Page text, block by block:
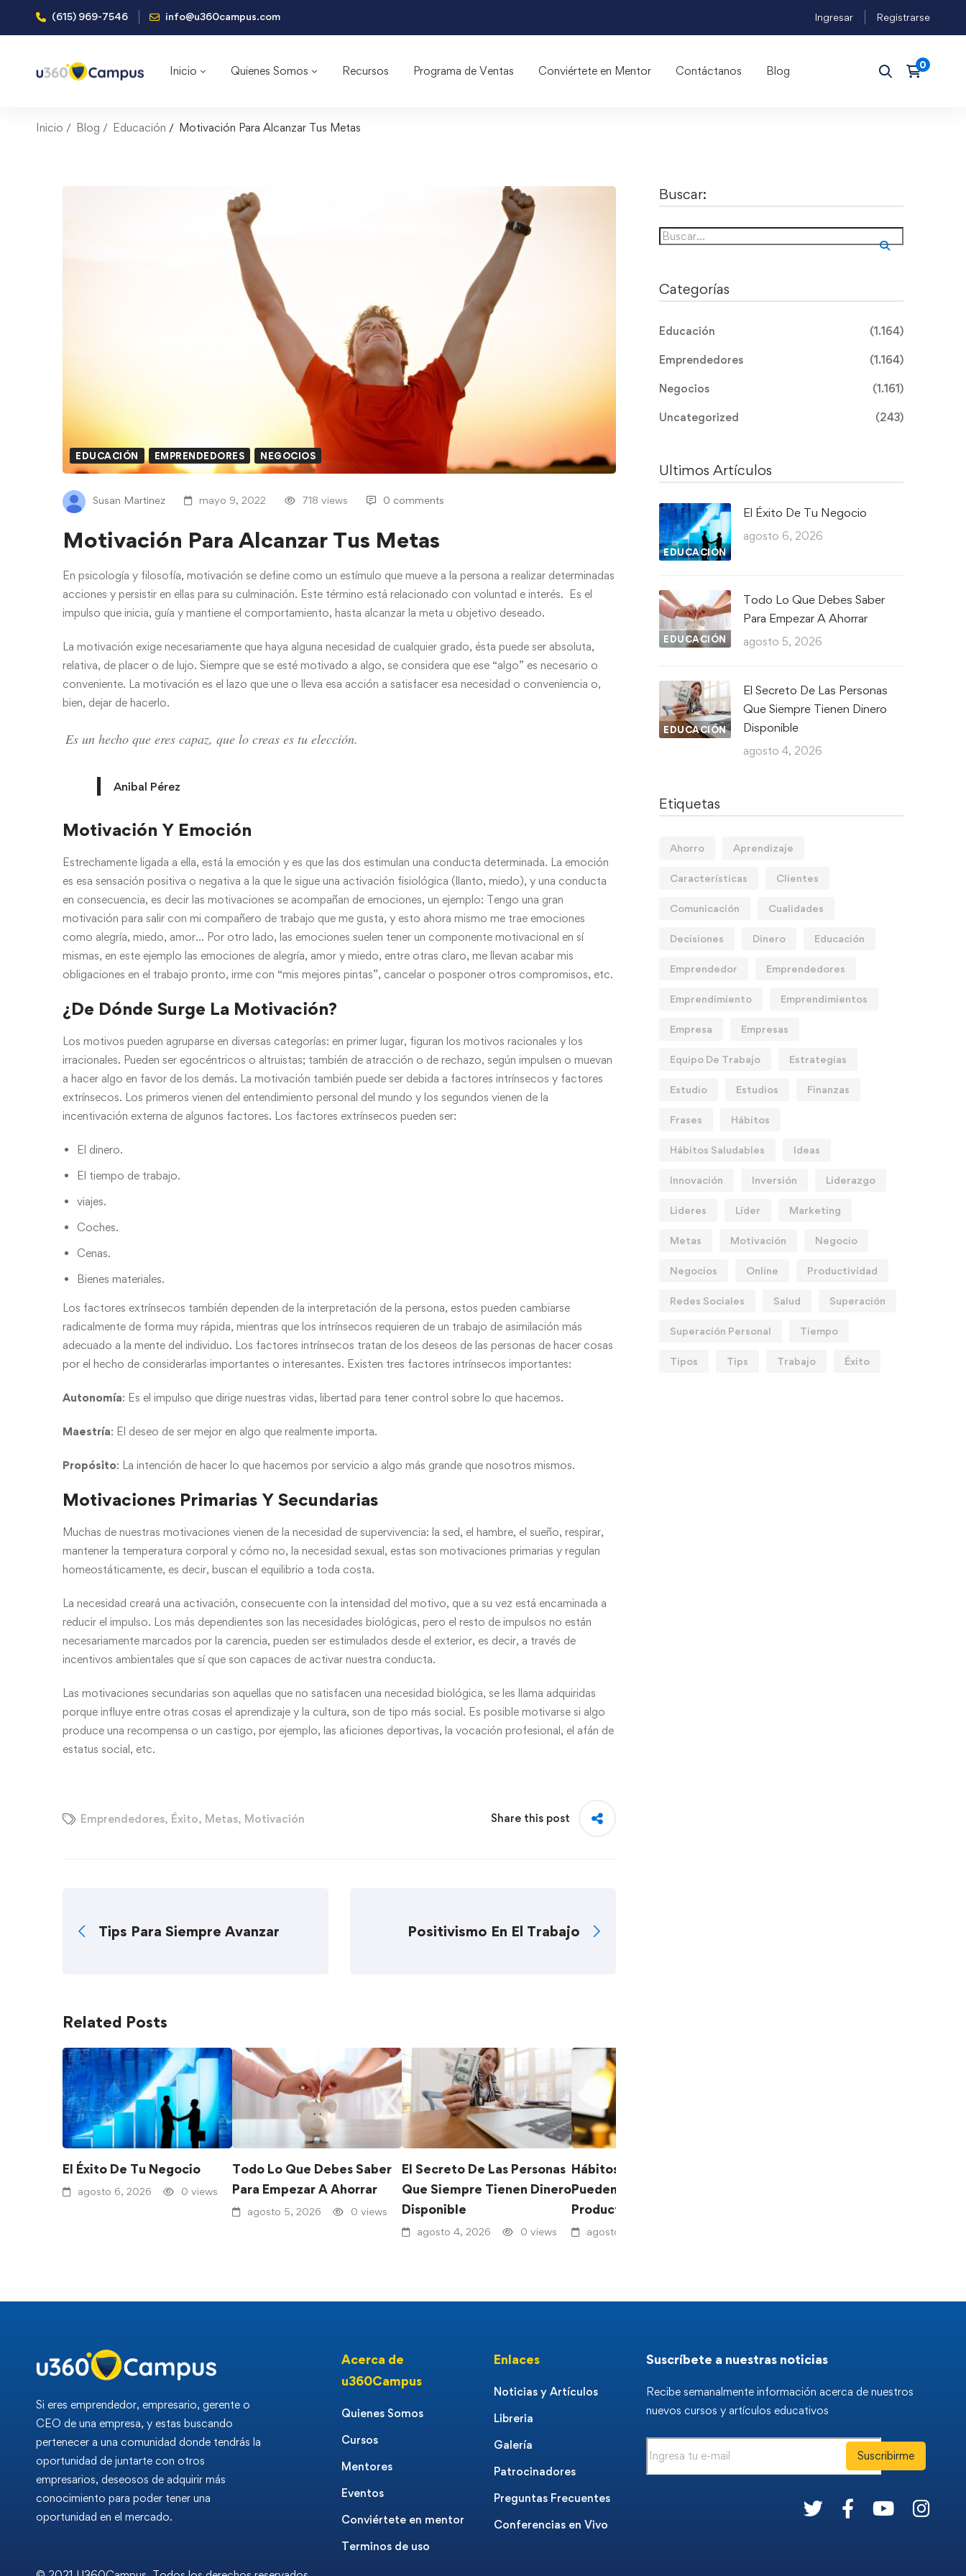
(615) 969-7546 info@u360campus.com Ingresar Registrarse
Inicio Quienes Somos Recursos Programa de Ventas Conviértete en Mentor Contáctanos Blog
Inicio Blog Educación Motivación Para Alcanzar Tus Metas
EDUCACIÓN EMPRENDEDORES NEGOCIOS
Susan Martinez mayo 9, 2022 718 views 0 comments
Motivación Para Alcanzar Tus Metas
En psicología y filosofía, motivación se define como un estímulo que mueve a la persona a realizar determinadas
acciones y persistir en ellas para su culminación. Este término está relacionado con voluntad e interés. Es el
impulso que inicia, guía y mantiene el comportamiento, hasta alcanzar la meta u objetivo deseado.
La motivación exige necesariamente que haya alguna necesidad de cualquier grado, ésta puede ser absoluta,
relativa, de placer o de lujo. Siempre que se esté motivado a algo, se considera que ese “algo” es necesario o
conveniente. La motivación es el lazo que une o lleva esa acción a satisfacer esa necesidad o conveniencia o,
bien, dejar de hacerlo.
Es un hecho que eres capaz, que lo creas es tu elección.
Anibal Pérez
Motivación Y Emoción
Estrechamente ligada a ella, está la emoción y es que las dos estimulan una conducta determinada. La emoción
es esa sensación positiva o negativa a la que le sigue una activación fisiológica (llanto, miedo), y una conducta
en consecuencia, es decir las motivaciones se acompañan de emociones, un ejemplo: Tengo una gran
motivación para salir con mi compañero de trabajo que me gusta, y esto ahora mismo me trae emociones
como alegría, miedo, amor… Por otro lado, las emociones suelen tener un componente motivacional en sí
mismas, en este ejemplo las emociones de alegría, amor y miedo, entre otras claro, me llevan acabar mis
obligaciones en el trabajo pronto, irme con “mis mejores pintas”, cancelar o posponer otros compromisos, etc.
¿De Dónde Surge La Motivación?
Los motivos pueden agruparse en diversas categorías: en primer lugar, figuran los motivos racionales y los
irracionales. Pueden ser egocéntricos o altruistas; también de atracción o de rechazo, según impulsen o muevan
a hacer algo en favor de los demás. La motivación también puede ser debida a factores intrínsecos y factores
extrínsecos. Los primeros vienen del entendimiento personal del mundo y los segundos vienen de la
incentivación externa de algunos factores. Los factores extrínsecos pueden ser:
El dinero.
El tiempo de trabajo.
viajes.
Coches.
Cenas.
Bienes materiales.
Los factores extrínsecos también dependen de la interpretación de la persona, estos pueden cambiarse
radicalmente de forma muy rápida, mientras que los intrínsecos requieren de un trabajo de asimilación más
adecuado a la mente del individuo. Los factores intrínsecos tratan de los deseos de las personas de hacer cosas
por el hecho de considerarlas importantes o interesantes. Existen tres factores intrínsecos importantes:
Autonomía: Es el impulso que dirige nuestras vidas, libertad para tener control sobre lo que hacemos.
Maestría: El deseo de ser mejor en algo que realmente importa.
Propósito: La intención de hacer lo que hacemos por servicio a algo más grande que nosotros mismos.
Motivaciones Primarias Y Secundarias
Muchas de nuestras motivaciones vienen de la necesidad de supervivencia: la sed, el hambre, el sueño, respirar,
mantener la temperatura corporal y cómo no, la necesidad sexual, estas son motivaciones primarias y regulan
homeostáticamente, es decir, buscan el equilibrio a toda costa.
La necesidad creará una activación, consecuente con la intensidad del motivo, que a su vez está encaminada a
reducir el impulso. Los más dependientes son las necesidades biológicas, pero el resto de impulsos no están
necesariamente marcados por la carencia, pueden ser estimulados desde el exterior, es decir, a través de
incentivos ambientales que sí que son capaces de activar nuestra conducta.
Las motivaciones secundarias son aquellas que no satisfacen una necesidad biológica, se les llama adquiridas
porque influye entre otras cosas el aprendizaje y la cultura, son de tipo más social. Es posible motivarse si algo
produce una recompensa o un castigo, por ejemplo, las aficiones deportivas, la vocación profesional, el afán de
estatus social, etc.
Emprendedores, Éxito, Metas, Motivación Share this post
Tips Para Siempre Avanzar Positivismo En El Trabajo
Related Posts
El Éxito De Tu Negocio
agosto 6, 2026 0 views
Todo Lo Que Debes Saber
Para Empezar A Ahorrar
agosto 5, 2026 0 views
El Secreto De Las Personas
Que Siempre Tienen Dinero
Disponible
agosto 4, 2026 0 views
Hábitos Nocturnos Que
Pueden Mejorar Tu
Productividad
agosto 3, 2026
Buscar:
Categorías
Educación (1.164)
Emprendedores (1.164)
Negocios (1.161)
Uncategorized (243)
Ultimos Artículos
EDUCACIÓN
El Éxito De Tu Negocio
agosto 6, 2026
EDUCACIÓN
Todo Lo Que Debes Saber
Para Empezar A Ahorrar
agosto 5, 2026
EDUCACIÓN
El Secreto De Las Personas
Que Siempre Tienen Dinero
Disponible
agosto 4, 2026
Etiquetas
Ahorro Aprendizaje
Características Clientes
Comunicación Cualidades
Decisiones Dinero Educación
Emprendedor Emprendedores
Emprendimiento Emprendimientos
Empresa Empresas
Equipo De Trabajo Estrategias
Estudio Estudios Finanzas
Frases Hábitos
Hábitos Saludables Ideas
Innovación Inversión Liderazgo
Lideres Líder Marketing
Metas Motivación Negocio
Negocios Online Productividad
Redes Sociales Salud Superación
Superación Personal Tiempo
Tipos Tips Trabajo Éxito
Si eres emprendedor, empresario, gerente o
CEO de una empresa, y estas buscando
pertenecer a una comunidad donde tendrás la
oportunidad de juntarte con otros
empresarios, deseosos de adquirir más
conocimiento para poder tener una
oportunidad en el mercado.
Acerca de
u360Campus
Quienes Somos
Cursos
Mentores
Eventos
Conviértete en mentor
Terminos de uso
Enlaces
Noticias y Artículos
Libreria
Galería
Patrocinadores
Preguntas Frecuentes
Conferencias en Vivo
Suscríbete a nuestras noticias
Recibe semanalmente información acerca de nuestros
nuevos cursos y artículos educativos
Suscribirme